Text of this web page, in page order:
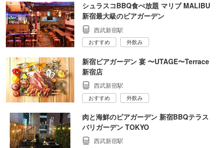
シュラスコBBQ食べ放題 マリブ MALIBU
新宿最大級のビアガーデン
西武新宿駅
おすすめ 外飲み
新宿ビアガーデン 宴 〜UTAGE〜Terrace
新宿店
西武新宿駅
おすすめ 外飲み
肉と海鮮のビアガーデン 新宿BBQテラス
バリガーデン TOKYO
西武新宿駅